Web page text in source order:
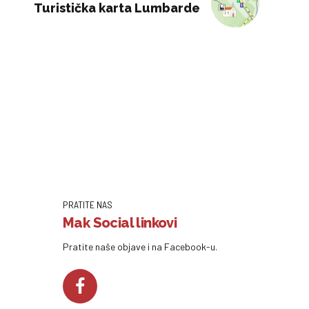
Turistička karta Lumbarde
PRATITE NAS
Mak Social linkovi
Pratite naše objave i na Facebook-u.